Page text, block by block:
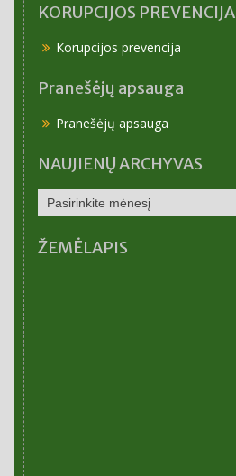
KORUPCIJOS PREVENCIJA
Korupcijos prevencija
Pranešėjų apsauga
Pranešėjų apsauga
NAUJIENŲ ARCHYVAS
NAUJIENŲ
ARCHYVAS
ŽEMĖLAPIS